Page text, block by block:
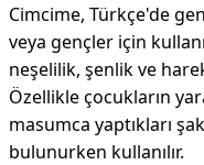
Cimcime, Türkçe'de
veya gençler için
neşelilik, şenlik ve
Özellikle çocukların
masumca yaptıkları
bulunurken kullanılır.